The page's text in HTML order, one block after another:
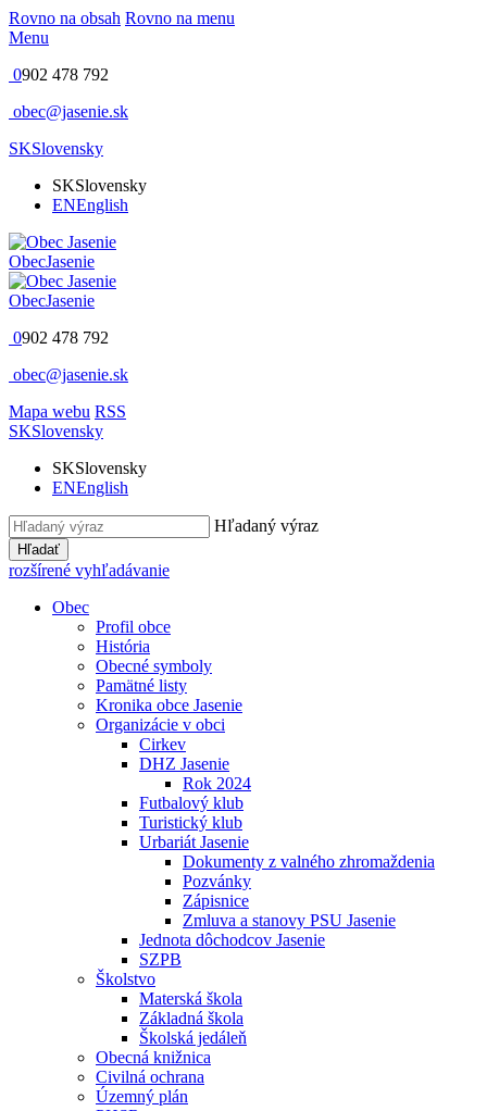
Rovno na obsah Rovno na menu
Menu
0902 478 792
obec@jasenie.sk
SKSlovensky
SKSlovensky
ENEnglish
ObecJasenie
ObecJasenie
0902 478 792
obec@jasenie.sk
Mapa webu RSS
SKSlovensky
SKSlovensky
ENEnglish
Hľadaný výraz
Hľadať
rozšírené vyhľadávanie
Obec
Profil obce
História
Obecné symboly
Pamätné listy
Kronika obce Jasenie
Organizácie v obci
Cirkev
DHZ Jasenie
Rok 2024
Futbalový klub
Turistický klub
Urbariát Jasenie
Dokumenty z valného zhromaždenia
Pozvánky
Zápisnice
Zmluva a stanovy PSU Jasenie
Jednota dôchodcov Jasenie
SZPB
Školstvo
Materská škola
Základná škola
Školská jedáleň
Obecná knižnica
Civilná ochrana
Územný plán